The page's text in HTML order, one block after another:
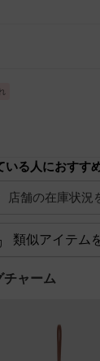
いる人におすす
店舗の在庫状況
類似アイテム
チャーム